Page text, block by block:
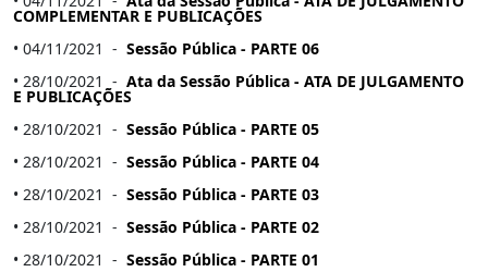
COMPLEMENTAR E PUBLICAÇÕES
• 04/11/2021 - Sessão Pública - PARTE 06
• 28/10/2021 - Ata da Sessão Pública - ATA DE JULGAMENTO
E PUBLICAÇÕES
• 28/10/2021 - Sessão Pública - PARTE 05
• 28/10/2021 - Sessão Pública - PARTE 04
• 28/10/2021 - Sessão Pública - PARTE 03
• 28/10/2021 - Sessão Pública - PARTE 02
• 28/10/2021 - Sessão Pública - PARTE 01